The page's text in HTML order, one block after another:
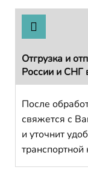
Отгрузка и
России и СНГ
После
свяжется с
и уточнит